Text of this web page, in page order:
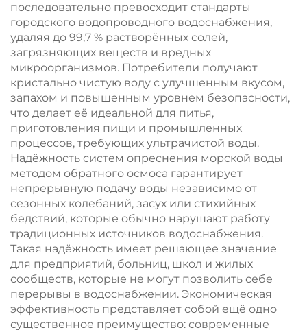
последовательно превосходит стандарты
городского водопроводного водоснабжения,
удаляя до 99,7 % растворённых солей,
загрязняющих веществ и вредных
микроорганизмов. Потребители получают
кристально чистую воду с улучшенным вкусом,
запахом и повышенным уровнем безопасности,
что делает её идеальной для питья,
приготовления пищи и промышленных
процессов, требующих ультрачистой воды.
Надёжность систем опреснения морской воды
методом обратного осмоса гарантирует
непрерывную подачу воды независимо от
сезонных колебаний, засух или стихийных
бедствий, которые обычно нарушают работу
традиционных источников водоснабжения.
Такая надёжность имеет решающее значение
для предприятий, больниц, школ и жилых
сообществ, которые не могут позволить себе
перерывы в водоснабжении. Экономическая
эффективность представляет собой ещё одно
существенное преимущество: современные